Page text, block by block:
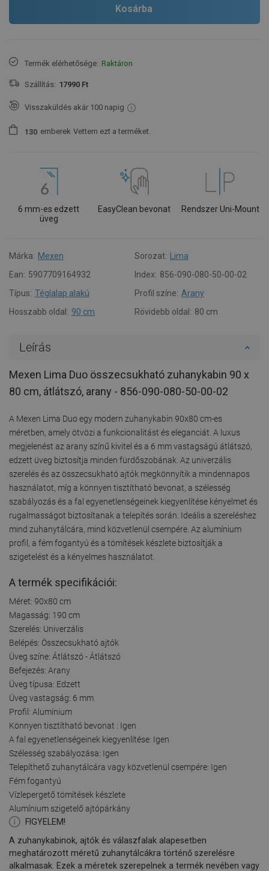
Kosárba
Termék elérhetősége: Raktáron
Szállítás: 17990 Ft
Visszaküldés akár 100 napig
1 30 emberek Vettem ezt a terméket.
6 mm-es edzett
üveg
EasyClean bevonat Rendszer Uni-Mount
Márka: Mexen Sorozat:
Lima
Ean: 5907709164932 Index: 856-090-080-50-00-02
Típus: Téglalap alakú Profil színe: Arany
Hosszabb oldal: 90 cm Rövidebb oldal: 80 cm
Leírás
Mexen Lima Duo összecsukható zuhanykabin 90 x
80 cm, átlátszó, arany - 856-090-080-50-00-02
A Mexen Lima Duo egy modern zuhanykabin 90x80 cm-es
méretben, amely ötvözi a funkcionalitást és eleganciát. A luxus
megjelenést az arany színű kivitel és a 6 mm vastagságú átlátszó,
edzett üveg biztosítja minden fürdőszobának. Az univerzális
szerelés és az összecsukható ajtók megkönnyítik a mindennapos
használatot, míg a könnyen tisztítható bevonat, a szélesség
szabályozás és a fal egyenetlenségeinek kiegyenlítése kényelmet és
rugalmasságot biztosítanak a telepítés során. Ideális a szereléshez
mind zuhanytálcára, mind közvetlenül csempére. Az alumínium
profil, a fém fogantyú és a tömítések készlete biztosítják a
szigetelést és a kényelmes használatot.
A termék specifikációi:
Méret: 90x80 cm
Magasság: 190 cm
Szerelés: Univerzális
Belépés: Összecsukható ajtók
Üveg színe: Átlátszó - Átlátszó
Befejezés: Arany
Üveg típusa: Edzett
Üveg vastagság: 6 mm
Profil: Alumínium
Könnyen tisztítható bevonat : Igen
A fal egyenetlenségeinek kiegyenlítése: Igen
Szélesség szabályozása: Igen
Telepíthető zuhanytálcára vagy közvetlenül csempére: Igen
Fém fogantyú
Vízlepergető tömítések készlete
Alumínium szigetelő ajtópárkány
FIGYELEM!
A zuhanykabinok, ajtók és válaszfalak alapesetben
meghatározott méretű zuhanytálcákra történő szerelésre
alkalmasak. Ezek a méretek szerepelnek a termék nevében vagy